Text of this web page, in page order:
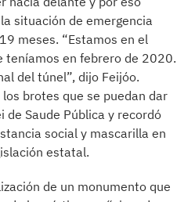
situación de emergencia
meses. “Estamos en el
teníamos en febrero de 2020.
del túnel”, dijo Feijóo.
brotes que se puedan dar
de Saude Pública y recordó
social y mascarilla en
estatal.
de un monumento que